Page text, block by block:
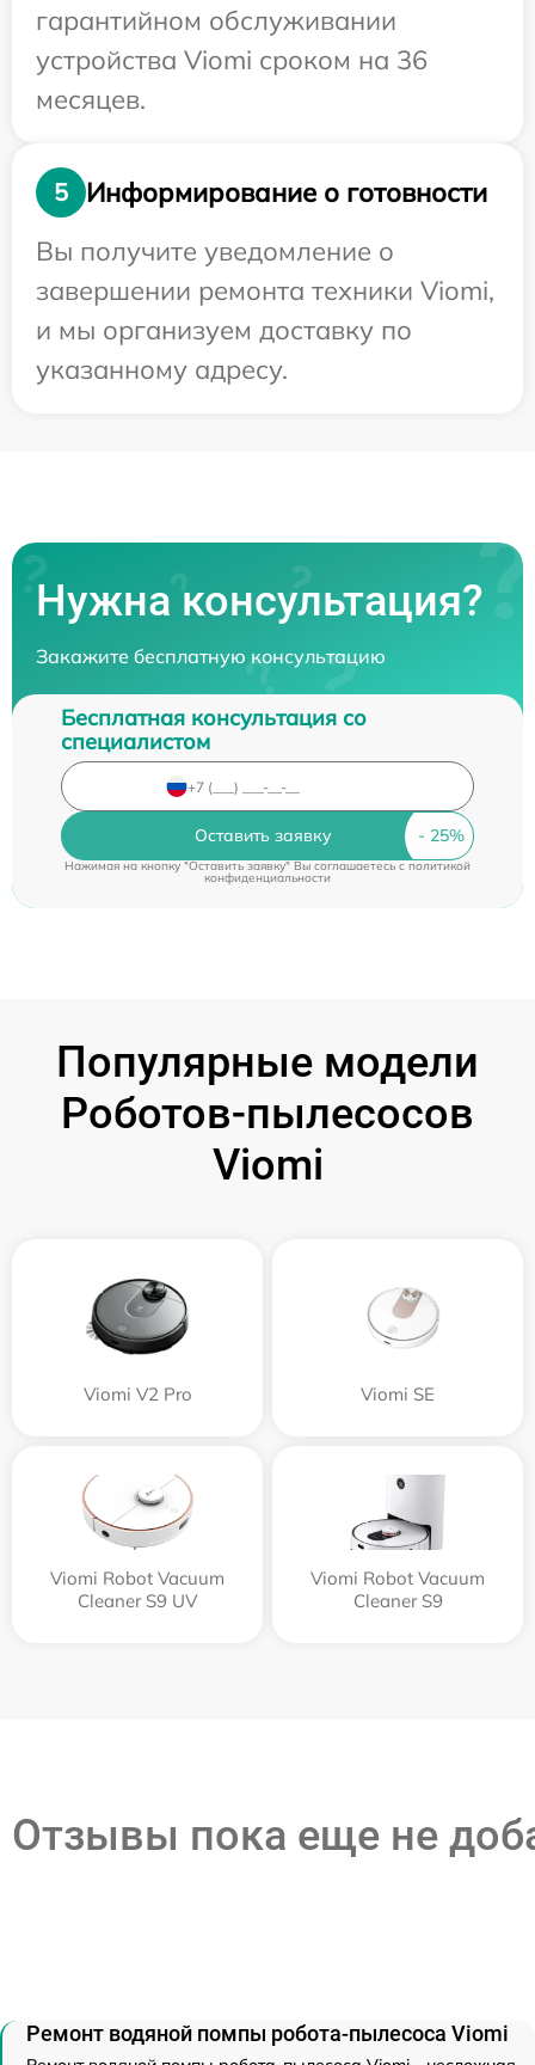
гарантийном обслуживании
устройства Viomi сроком на 36
месяцев.
5
Информирование о готовности
Вы получите уведомление о
завершении ремонта техники Viomi,
и мы организуем доставку по
указанному адресу.
Нужна консультация?
Закажите бесплатную консультацию
Бесплатная консультация со
специалистом
Оставить заявку
Нажимая на кнопку "Оставить заявку" Вы соглашаетесь c политикой
конфиденциальности
Популярные модели
Роботов-пылесосов
Viomi
Viomi V2 Pro Viomi SE
Viomi Robot Vacuum
Cleaner S9 UV
Viomi Robot Vacuum
Cleaner S9
Отзывы пока еще не
Ремонт водяной помпы робота-пылесоса Viomi